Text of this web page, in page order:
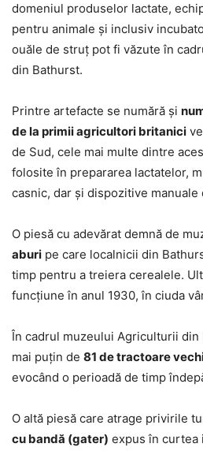
domeniul produselor lactate,
pentru animale şi inclusiv
ouăle de struţ pot fi văzute în
din Bathurst.
Printre artefacte se numără şi
de la primii agricultori britanici
de Sud, cele mai multe dintre
folosite în prepararea lactatelor,
casnic, dar şi dispozitive manuale
O piesă cu adevărat demnă de
aburi pe care localnicii din
timp pentru a treiera cerealele.
funcţiune în anul 1930, în ciuda
În cadrul muzeului Agriculturii
mai puţin de 81 de tractoare
evocând o perioadă de timp
O altă piesă care atrage privirile
cu bandă (gater) expus în curtea